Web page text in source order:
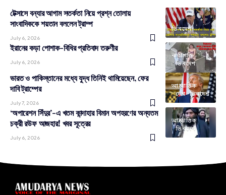
ভিনদেশ
টেক্সাসে বন্যার আগাম সতর্কতা নিয়ে প্রশ্ন তোলায়
সাংবাদিককে শয়তান বললেন ট্রাম্প
July 6, 2026
নারীশক্তি
ভিনদেশ
ইরানের কড়া পোশাক-বিধির প্রতিবাদ তরুণীর
July 6, 2026
আন্তর্জাতিক
দেশ ভিনদেশ
ভারত ও পাকিস্তানের মধ্যে যুদ্ধ তিনিই থামিয়েছেন, ফের
দাবি ট্রাম্পের
July 7, 2026
আন্তর্জাতিক
ভিনদেশ
‘অপারেশন সিঁদুর’-এ খতম কান্দাহার বিমান অপহরণের অন্যতম
চক্রী রউফ আজহার! খবর সূত্রের
July 6, 2026